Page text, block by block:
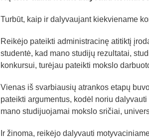
Turbūt, kaip ir dalyvaujant kiekviename
Reikėjo pateikti administracinę atitiktį
studentė, kad mano studijų rezultatai,
konkursui, turėjau pateikti mokslo
Vienas iš svarbiausių atrankos etapų
pateikti argumentus, kodėl noriu
mano studijuojamai mokslo sričiai,
Ir žinoma, reikėjo dalyvauti